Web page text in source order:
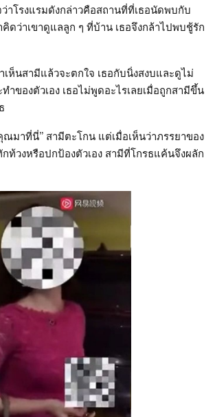
ว่าโรงแรมดังกล่าวคือสถานที่ที่เธอนัดพบกับ
ดว่าเขาดูแลลูก ๆ ที่บ้าน เธอจึงกล้าไปพบชู้รัก
ห็นสามีแล้วจะตกใจ เธอกับนิ่งสงบและดูไม่
ำของตัวเอง เธอไม่พูดอะไรเลยเมื่อถูกสามีขึ้น
มาที่นี่” สามีตะโกน แต่เมื่อเห็นว่าภรรยาของ
กท้วงหรือปกป้องตัวเอง สามีที่โกรธแค้นจึงผลัก